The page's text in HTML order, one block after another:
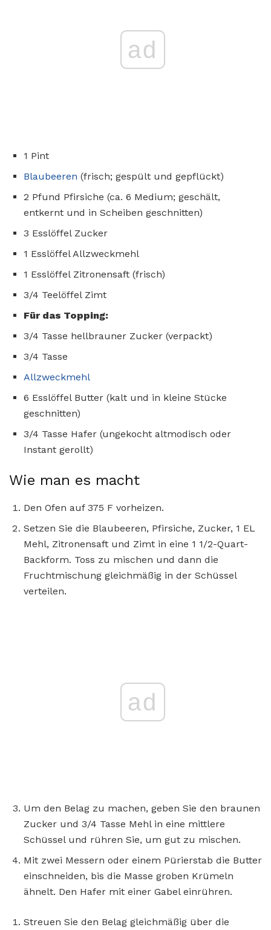
ad
1 Pint
Blaubeeren (frisch; gespült und gepflückt)
2 Pfund Pfirsiche (ca. 6 Medium; geschält,
entkernt und in Scheiben geschnitten)
3 Esslöffel Zucker
1 Esslöffel Allzweckmehl
1 Esslöffel Zitronensaft (frisch)
3/4 Teelöffel Zimt
Für das Topping:
3/4 Tasse hellbrauner Zucker (verpackt)
3/4 Tasse
Allzweckmehl
6 Esslöffel Butter (kalt und in kleine Stücke
geschnitten)
3/4 Tasse Hafer (ungekocht altmodisch oder
Instant gerollt)
Wie man es macht
Den Ofen auf 375 F vorheizen.
Setzen Sie die Blaubeeren, Pfirsiche, Zucker, 1 EL
Mehl, Zitronensaft und Zimt in eine 1 1/2-Quart-
Backform. Toss zu mischen und dann die
Fruchtmischung gleichmäßig in der Schüssel
verteilen.
ad
Um den Belag zu machen, geben Sie den braunen
Zucker und 3/4 Tasse Mehl in eine mittlere
Schüssel und rühren Sie, um gut zu mischen.
Mit zwei Messern oder einem Pürierstab die Butter
einschneiden, bis die Masse groben Krümeln
ähnelt. Den Hafer mit einer Gabel einrühren.
Streuen Sie den Belag gleichmäßig über die